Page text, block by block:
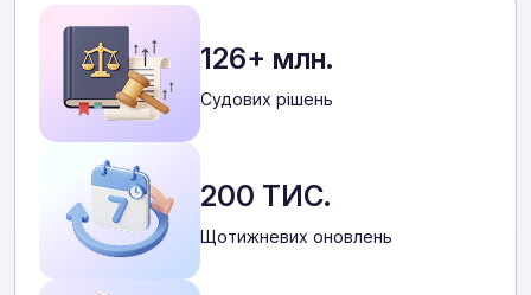
126+ млн.
Cудових рішень
200 ТИС.
Щотижневих оновлень